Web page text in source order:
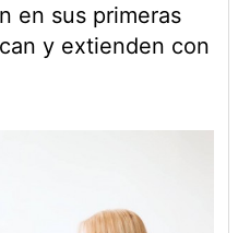
en sus primeras
y extienden con